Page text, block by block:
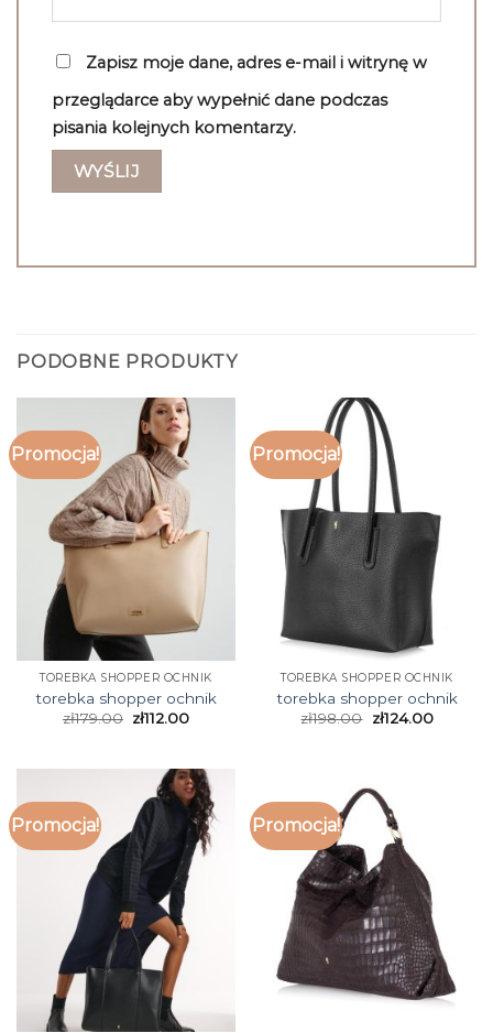
Zapisz moje dane, adres e-mail i witrynę w
przeglądarce aby wypełnić dane podczas
pisania kolejnych komentarzy.
PODOBNE PRODUKTY
Promocja!
TOREBKA SHOPPER OCHNIK
torebka shopper ochnik
zł179.00 zł112.00
Promocja!
TOREBKA SHOPPER OCHNIK
torebka shopper ochnik
zł198.00 zł124.00
Promocja! Promocja!